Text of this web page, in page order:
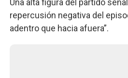
Una alta figura del partido
repercusión negativa del
adentro que hacia afuera”.